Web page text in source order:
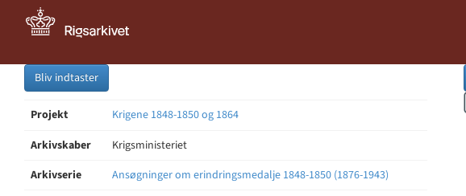
Bliv indtaster
Projekt
Krigene 1848-1850 og 1864
Arkivskaber
Krigsministeriet
Arkivserie
Ansøgninger om erindringsmedalje 1848-1850 (1876-1943)